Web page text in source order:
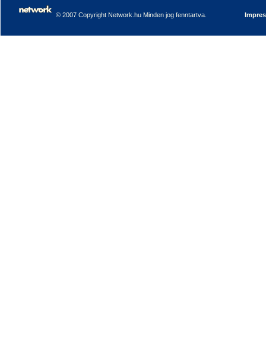
© 2007 Copyright Network.hu Minden jog fenntartva.